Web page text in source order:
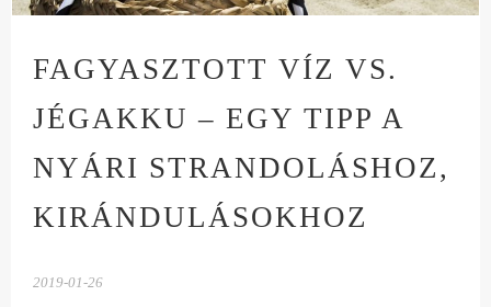
FAGYASZTOTT VÍZ VS.
JÉGAKKU – EGY TIPP A
NYÁRI STRANDOLÁSHOZ,
KIRÁNDULÁSOKHOZ
2019-01-26